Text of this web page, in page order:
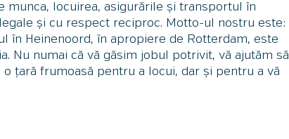
munca, locuirea, asigurările și transportul în
și cu respect reciproc. Motto-ul nostru este:
în Heinenoord, în apropiere de Rotterdam, este
Nu numai că vă găsim jobul potrivit, vă ajutăm să
țară frumoasă pentru a locui, dar și pentru a vă